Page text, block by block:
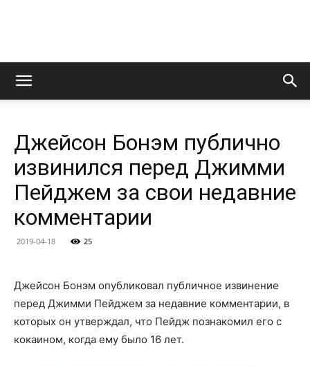
LedZeppelin.Ru
Джейсон Бонэм публично
извинился перед Джимми
Пейджем за свои недавние
комментарии
2019-04-18 25
Джейсон Бонэм опубликовал публичное извинение
перед Джимми Пейджем за недавние комментарии, в
которых он утверждал, что Пейдж познакомил его с
кокаином, когда ему было 16 лет.